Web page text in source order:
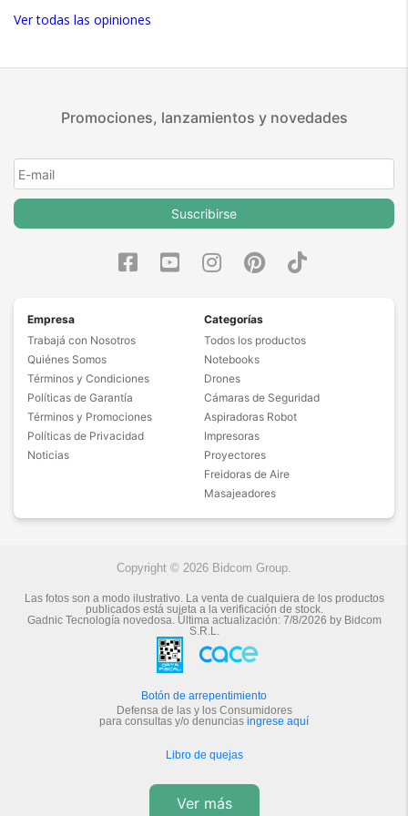
Ver todas las opiniones
Promociones, lanzamientos y novedades
Suscribirse
Empresa
Trabajá con Nosotros
Quiénes Somos
Términos y Condiciones
Políticas de Garantía
Términos y Promociones
Políticas de Privacidad
Noticias
Categorías
Todos los productos
Notebooks
Drones
Cámaras de Seguridad
Aspiradoras Robot
Impresoras
Proyectores
Freidoras de Aire
Masajeadores
Copyright © 2026 Bidcom Group.
Las fotos son a modo ilustrativo. La venta de cualquiera de los productos
publicados está sujeta a la verificación de stock.
Gadnic Tecnología novedosa.Última actualización: 7/8/2026 by Bidcom
S.R.L.
Botón de arrepentimiento
Defensa de las y los Consumidores
para consultas y/o denuncias ingrese aquí
Libro de quejas
Ver más